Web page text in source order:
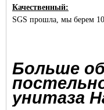
Качественный:
SGS прошла, мы берем
Больше
унитаза